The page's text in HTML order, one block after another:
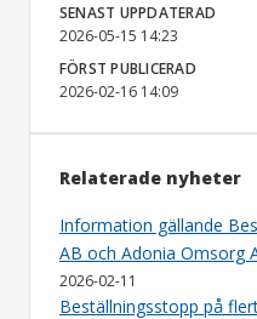
SENAST UPPDATERAD
2026-05-15 14:23
FÖRST PUBLICERAD
2026-02-16 14:09
Relaterade nyheter
Information gällande
AB och Adonia Omsorg
2026-02-11
Beställningsstopp på